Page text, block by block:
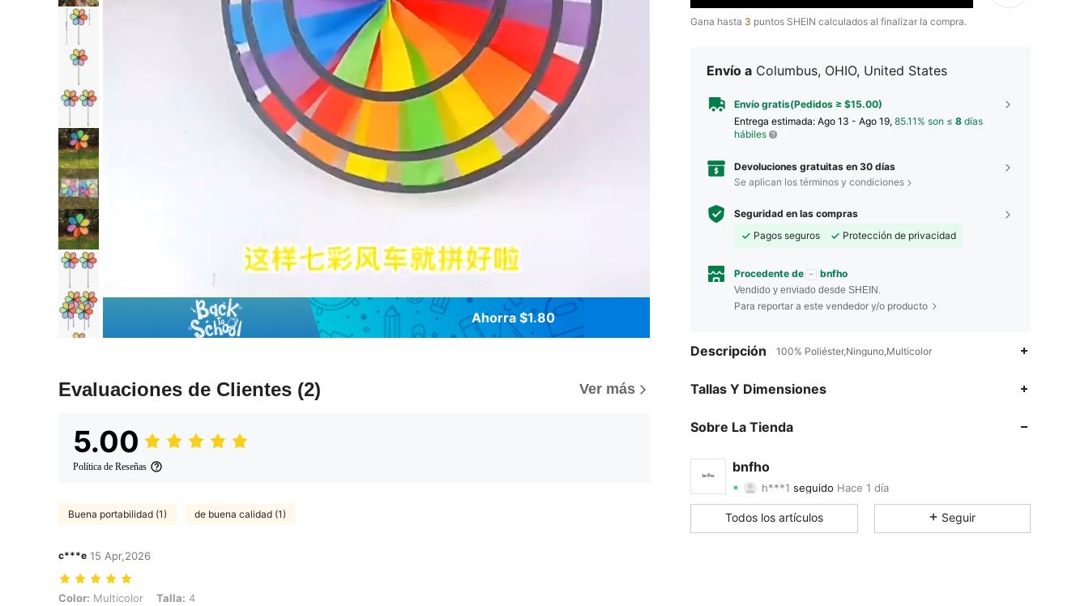
Ahorra $1.80
Evaluaciones de Clientes (2) Ver más
5.00
Política de Reseñas
Buena portabilidad (1) de buena calidad (1)
c***e 15 Apr,2026
Color: Multicolor, Talla: 4
Color: Multicolor Talla: 4
Gana hasta 3 puntos SHEIN calculados al finalizar la compra.
Envío a Columbus, OHIO, United States
Envío gratis(Pedidos ≥ $15.00)
Entrega estimada: Ago 13 - Ago 19, 85.11% son ≤ 8 días
hábiles
Devoluciones gratuitas en 30 días
Se aplican los términos y condiciones
Seguridad en las compras
Pagos seguros
Protección de privacidad
Procedente de bnfho
Vendido y enviado desde SHEIN.
Para reportar a este vendedor y/o producto
Descripción 100% Poliéster,Ninguno,Multicolor
Tallas Y Dimensiones
Sobre La Tienda
bnfho
4.75
4.75 Calificación 8 Artículos
Todos los artículos Seguir